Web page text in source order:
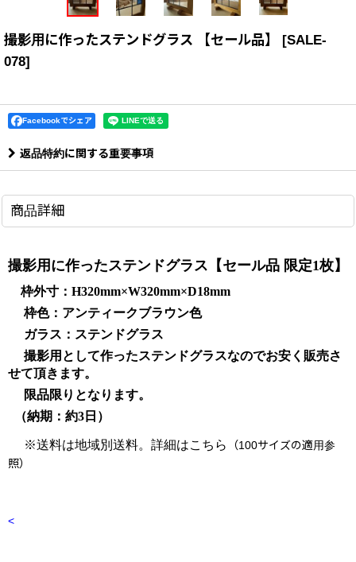
撮影用に作ったステンドグラス 【セール品】 [SALE-
078]
Facebookでシェア
返品特約に関する重要事項
商品詳細
撮影用に作ったステンドグラス【セール品 限定1枚】
枠外寸：H320mm×W320mm×D18mm
枠色：アンティークブラウン色
ガラス：ステンドグラス
撮影用として作ったステンドグラスなのでお安く販売さ
せて頂きます。
限品限りとなります。
（納期：約3日）
※送料は地域別送料。詳細はこちら
（100サイズの適用参
照）
<